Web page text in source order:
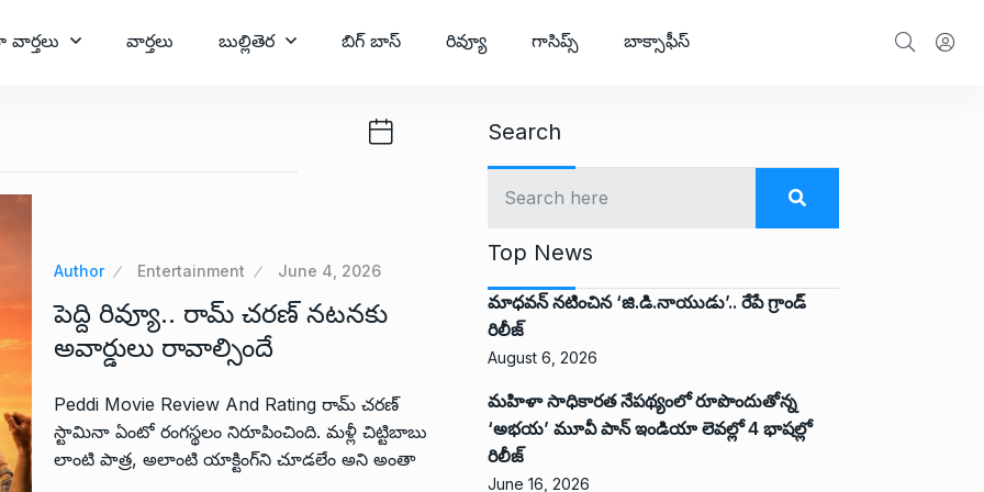
వార్తలు బుల్లితెర బిగ్ బాస్ రివ్యూ గాసిప్స్ బాక్సాఫీస్
Author Entertainment June 4, 2026
పెద్ది రివ్యూ.. రామ్ చరణ్ నటనకు
అవార్డులు రావాల్సిందే
Peddi Movie Review And Rating రామ్ చరణ్
స్టామినా ఏంటో రంగస్థలం నిరూపించింది. మళ్లీ చిట్టిబాబు
లాంటి పాత్ర, అలాంటి యాక్టింగ్‌ని చూడలేం అని అంతా
Search
Top News
మాధవన్ నటించిన ‘జి.డి.నాయుడు’.. రేపే గ్రాండ్
రిలీజ్
August 6, 2026
మహిళా సాధికారత నేపథ్యంలో రూపొందుతోన్న
‘అభ‌య‌’ మూవీ పాన్ ఇండియా లెవ‌ల్లో 4 భాష‌ల్లో
రిలీజ్
June 16, 2026